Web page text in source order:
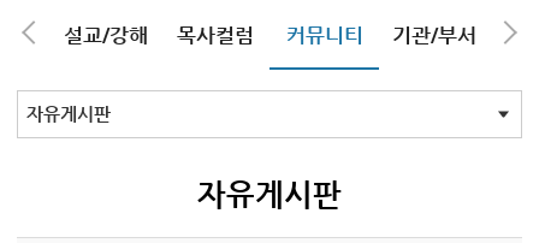
내 설교/강해 목사컬럼 커뮤니티 기관/부서 선
최근등록자료
자유게시판
자유게시판